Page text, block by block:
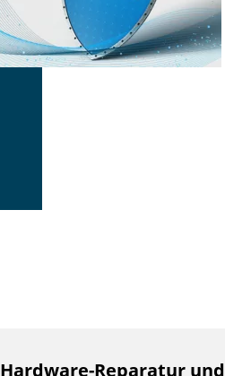
Hardware-Reparatur und